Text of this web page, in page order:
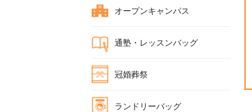
オープンキャンパス
通塾・レッスンバッグ
冠婚葬祭
ランドリーバッグ